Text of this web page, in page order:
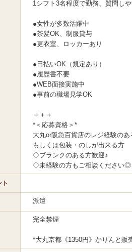
1シフト3名程度で勤務、質問し
●女性が多数活躍中
●茶髪OK、制服貸与
●更衣室、ロッカーあり
●日払いOK（規定あり）
●履歴書不要
●WEB面接実施中
●事前の職場見学OK
＋＋＋
*＜応募資格＞*
大丸or阪急百貨店のレジ経験のあ
もしくは包装・のしが出来る方
◇ブランクのある方歓迎♪
◇未経験の方もご相談ください◎
ト
派遣
完全禁煙
*大丸京都《1350円》かりんと